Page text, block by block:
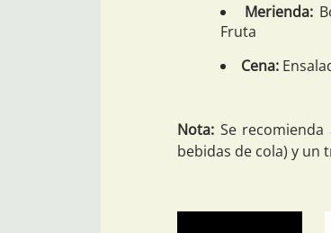
Merienda:
Fruta
Cena:
Nota: Se
bebidas de cola) y un